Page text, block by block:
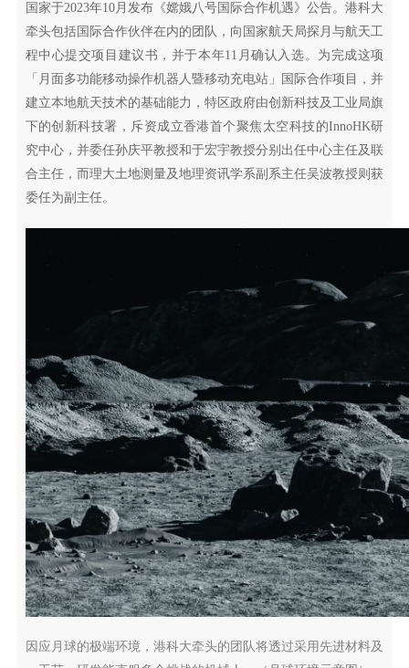
国家于2023年10月发布《嫦娥八号国际合作机遇》公告。港科大
牵头包括国际合作伙伴在内的团队，向国家航天局探月与航天工
程中心提交项目建议书，并于本年11月确认入选。为完成这项
「月面多功能移动操作机器人暨移动充电站」国际合作项目，并
建立本地航天技术的基础能力，特区政府由创新科技及工业局旗
下的创新科技署，斥资成立香港首个聚焦太空科技的InnoHK研
究中心，并委任孙庆平教授和于宏宇教授分别出任中心主任及联
合主任，而理大土地测量及地理资讯学系副系主任吴波教授则获
委任为副主任。
因应月球的极端环境，港科大牵头的团队将透过采用先进材料及